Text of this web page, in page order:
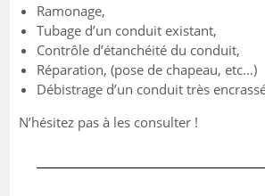
Ramonage,
Tubage d’un conduit existant,
Contrôle d’étanchéité du conduit,
Réparation, (pose de chapeau, etc…)
Débistrage d’un conduit très
N’hésitez pas à les consulter !